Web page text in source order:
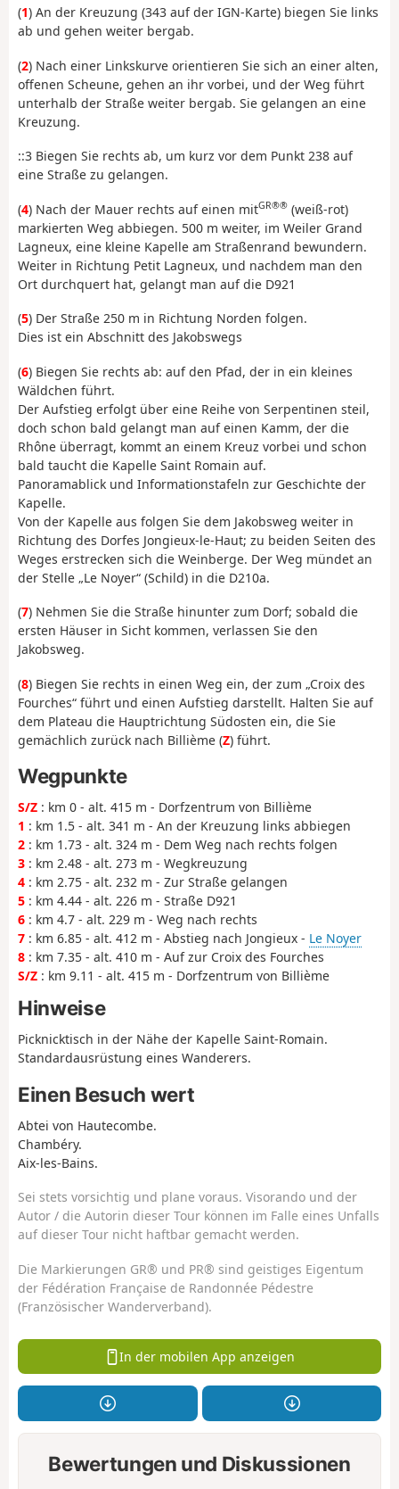
(1) An der Kreuzung (343 auf der IGN-Karte) biegen Sie links
ab und gehen weiter bergab.
(2) Nach einer Linkskurve orientieren Sie sich an einer alten,
offenen Scheune, gehen an ihr vorbei, und der Weg führt
unterhalb der Straße weiter bergab. Sie gelangen an eine
Kreuzung.
::3 Biegen Sie rechts ab, um kurz vor dem Punkt 238 auf
eine Straße zu gelangen.
(4) Nach der Mauer rechts auf einen mitGR®® (weiß-rot)
markierten Weg abbiegen. 500 m weiter, im Weiler Grand
Lagneux, eine kleine Kapelle am Straßenrand bewundern.
Weiter in Richtung Petit Lagneux, und nachdem man den
Ort durchquert hat, gelangt man auf die D921
(5) Der Straße 250 m in Richtung Norden folgen.
Dies ist ein Abschnitt des Jakobswegs
(6) Biegen Sie rechts ab: auf den Pfad, der in ein kleines
Wäldchen führt.
Der Aufstieg erfolgt über eine Reihe von Serpentinen steil,
doch schon bald gelangt man auf einen Kamm, der die
Rhône überragt, kommt an einem Kreuz vorbei und schon
bald taucht die Kapelle Saint Romain auf.
Panoramablick und Informationstafeln zur Geschichte der
Kapelle.
Von der Kapelle aus folgen Sie dem Jakobsweg weiter in
Richtung des Dorfes Jongieux-le-Haut; zu beiden Seiten des
Weges erstrecken sich die Weinberge. Der Weg mündet an
der Stelle „Le Noyer“ (Schild) in die D210a.
(7) Nehmen Sie die Straße hinunter zum Dorf; sobald die
ersten Häuser in Sicht kommen, verlassen Sie den
Jakobsweg.
(8) Biegen Sie rechts in einen Weg ein, der zum „Croix des
Fourches“ führt und einen Aufstieg darstellt. Halten Sie auf
dem Plateau die Hauptrichtung Südosten ein, die Sie
gemächlich zurück nach Billième (Z) führt.
Wegpunkte
S/Z : km 0 - alt. 415 m - Dorfzentrum von Billième
1 : km 1.5 - alt. 341 m - An der Kreuzung links abbiegen
2 : km 1.73 - alt. 324 m - Dem Weg nach rechts folgen
3 : km 2.48 - alt. 273 m - Wegkreuzung
4 : km 2.75 - alt. 232 m - Zur Straße gelangen
5 : km 4.44 - alt. 226 m - Straße D921
6 : km 4.7 - alt. 229 m - Weg nach rechts
7 : km 6.85 - alt. 412 m - Abstieg nach Jongieux - Le Noyer
8 : km 7.35 - alt. 410 m - Auf zur Croix des Fourches
S/Z : km 9.11 - alt. 415 m - Dorfzentrum von Billième
Hinweise
Picknicktisch in der Nähe der Kapelle Saint-Romain.
Standardausrüstung eines Wanderers.
Einen Besuch wert
Abtei von Hautecombe.
Chambéry.
Aix-les-Bains.
Sei stets vorsichtig und plane voraus. Visorando und der
Autor / die Autorin dieser Tour können im Falle eines Unfalls
auf dieser Tour nicht haftbar gemacht werden.
Die Markierungen GR® und PR® sind geistiges Eigentum
der Fédération Française de Randonnée Pédestre
(Französischer Wanderverband).
In der mobilen App anzeigen
Bewertungen und Diskussionen